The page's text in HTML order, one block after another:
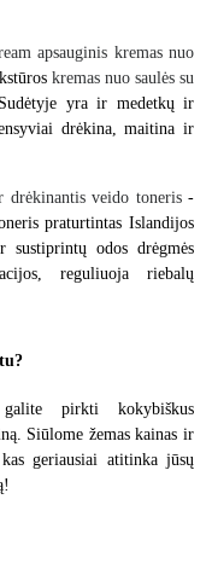
apsauginis kremas nuo
kremas nuo saulės su
yra ir medetkų ir
drėkina, maitina ir
veido toneris -
praturtintas Islandijos
odos drėgmės
reguliuoja riebalų
Siūlome žemas kainas ir
geriausiai atitinka jūsų